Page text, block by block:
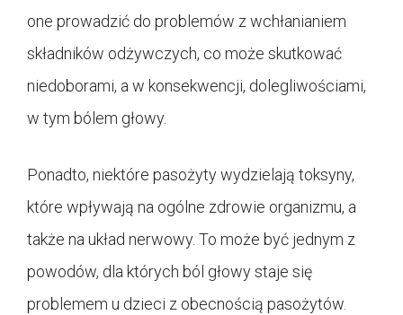
one prowadzić do problemów z wchłanianiem
składników odżywczych, co może skutkować
niedoborami, a w konsekwencji, dolegliwościami,
w tym bólem głowy.
Ponadto, niektóre pasożyty wydzielają toksyny,
które wpływają na ogólne zdrowie organizmu, a
także na układ nerwowy. To może być jednym z
powodów, dla których ból głowy staje się
problemem u dzieci z obecnością pasożytów.